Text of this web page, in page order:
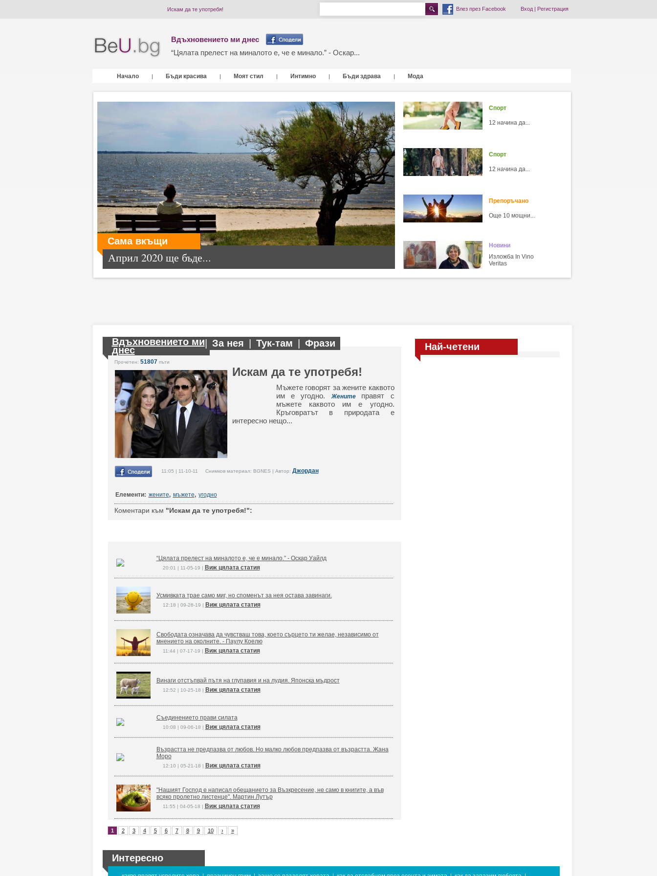
Искам да те употребя! Влез през Facebook Вход| Регистрация
Вдъхновението ми днес
“Цялата прелест на миналото е, че е минало.” - Оскар...
Начало | Бъди красива | Моят стил | Интимно | Бъди здрава | Мода
Сама вкъщи
Април 2020 ще бъде...
Спорт
12 начина да...
Спорт
12 начина да...
Препоръчано
Още 10 мощни...
Новини
Изложба In Vino
Veritas
Вдъхновението ми
днес
| За нея Тук-там Фрази
Прочетен: 51807 пъти
Искам да те употребя!
Мъжете говорят за жените каквото
им е угодно.
Жените правят с
мъжете каквото им е угодно.
Кръговратът в природата е
интересно нещо...
11:05 | 11-10-11 Снимков материал: BGNES | Автор: Джордан
Елементи: жените, мъжете, угодно
Коментари към "Искам да те употребя!":
“Цялата прелест на миналото е, че е минало.” - Оскар Уайлд
20:01 | 11-05-19 | Виж цялата статия
Усмивката трае само миг, но споменът за нея остава завинаги.
12:18 | 09-26-19 | Виж цялата статия
Свободата означава да чувстваш това, което сърцето ти желае, независимо от
мнението на околните. - Паулу Коелю
11:44 | 07-17-19 | Виж цялата статия
Винаги отстъпвай пътя на глупавия и на лудия. Японска мъдрост
12:52 | 10-25-18 | Виж цялата статия
Съединението прави силата
10:08 | 09-06-18 | Виж цялата статия
Възрастта не предпазва от любов. Но малко любов предпазва от възрастта. Жана
Моро
12:10 | 05-21-18 | Виж цялата статия
"Нашият Господ е написал обещанието за Възкресение, не само в книгите, а във
всяко пролетно листенце". Мартин Лутър
11:55 | 04-05-18 | Виж цялата статия
1 2 3 4 5 6 7 8 9 10 › »
Най-четени
Интересно